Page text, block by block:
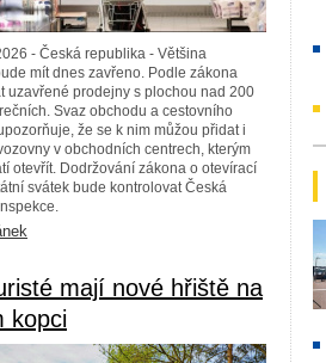
- Česká republika - Většina
mít dnes zavřeno. Podle zákona
uzavřené prodejny s plochou nad 200
Svaz obchodu a cestovního
že se k nim můžou přidat i
v obchodních centrech, kterým
otevřít. Dodržování zákona o otevírací
svátek bude kontrolovat Česká
mají nové hřiště na
kopci